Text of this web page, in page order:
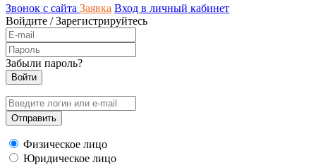
Звонок с сайта Заявка Вход в личный кабинет
Войдите /Зарегистрируйтесь
Забыли пароль?
Физическое лицо
Юридическое лицо